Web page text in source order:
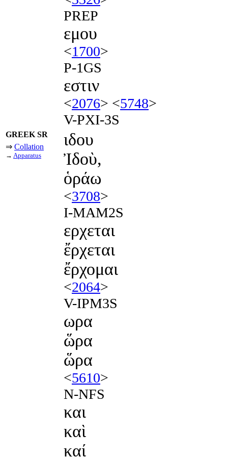
PREP
εμου
<1700>
P-1GS
εστιν
<2076> <5748>
V-PXI-3S
GREEK SR
⇒ Collation
→ Apparatus
ιδου
Ἰδοὺ,
ὁράω
<3708>
I-MAM2S
ερχεται
ἔρχεται
ἔρχομαι
<2064>
V-IPM3S
ωρα
ὥρα
ὥρα
<5610>
N-NFS
και
καὶ
καί